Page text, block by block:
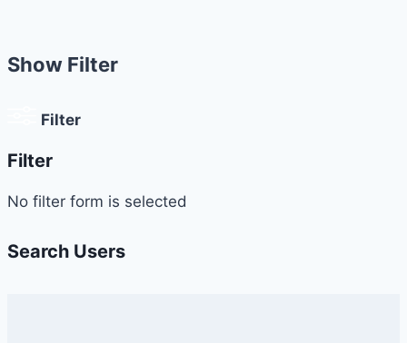
Show Filter
Filter
Filter
No filter form is selected
Search Users